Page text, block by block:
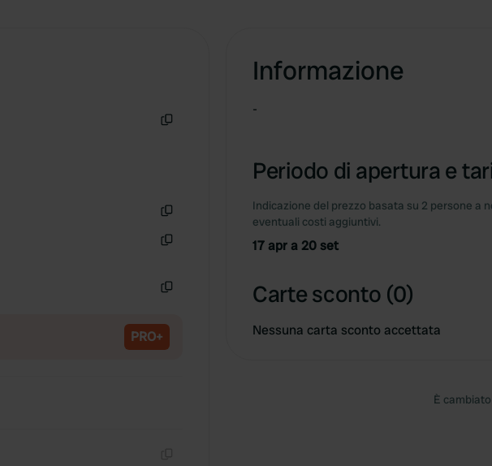
PRO+
Informazione
-
Periodo di apertura e
Indicazione del prezzo basata su 2 persone a
eventuali costi aggiuntivi.
17 apr a 20 set
Carte sconto (0)
Nessuna carta sconto accettata
È